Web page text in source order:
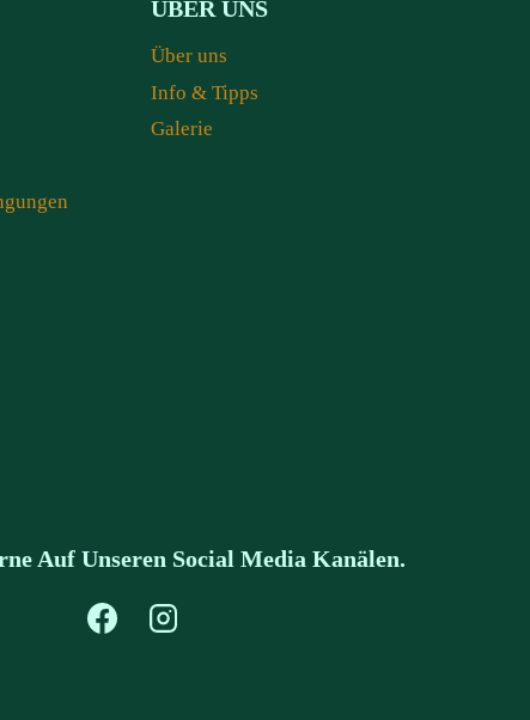
ÜBER UNS
Über uns
Info & Tipps
Galerie
Auf Unseren Social Media Kanälen.